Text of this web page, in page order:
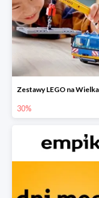
30%